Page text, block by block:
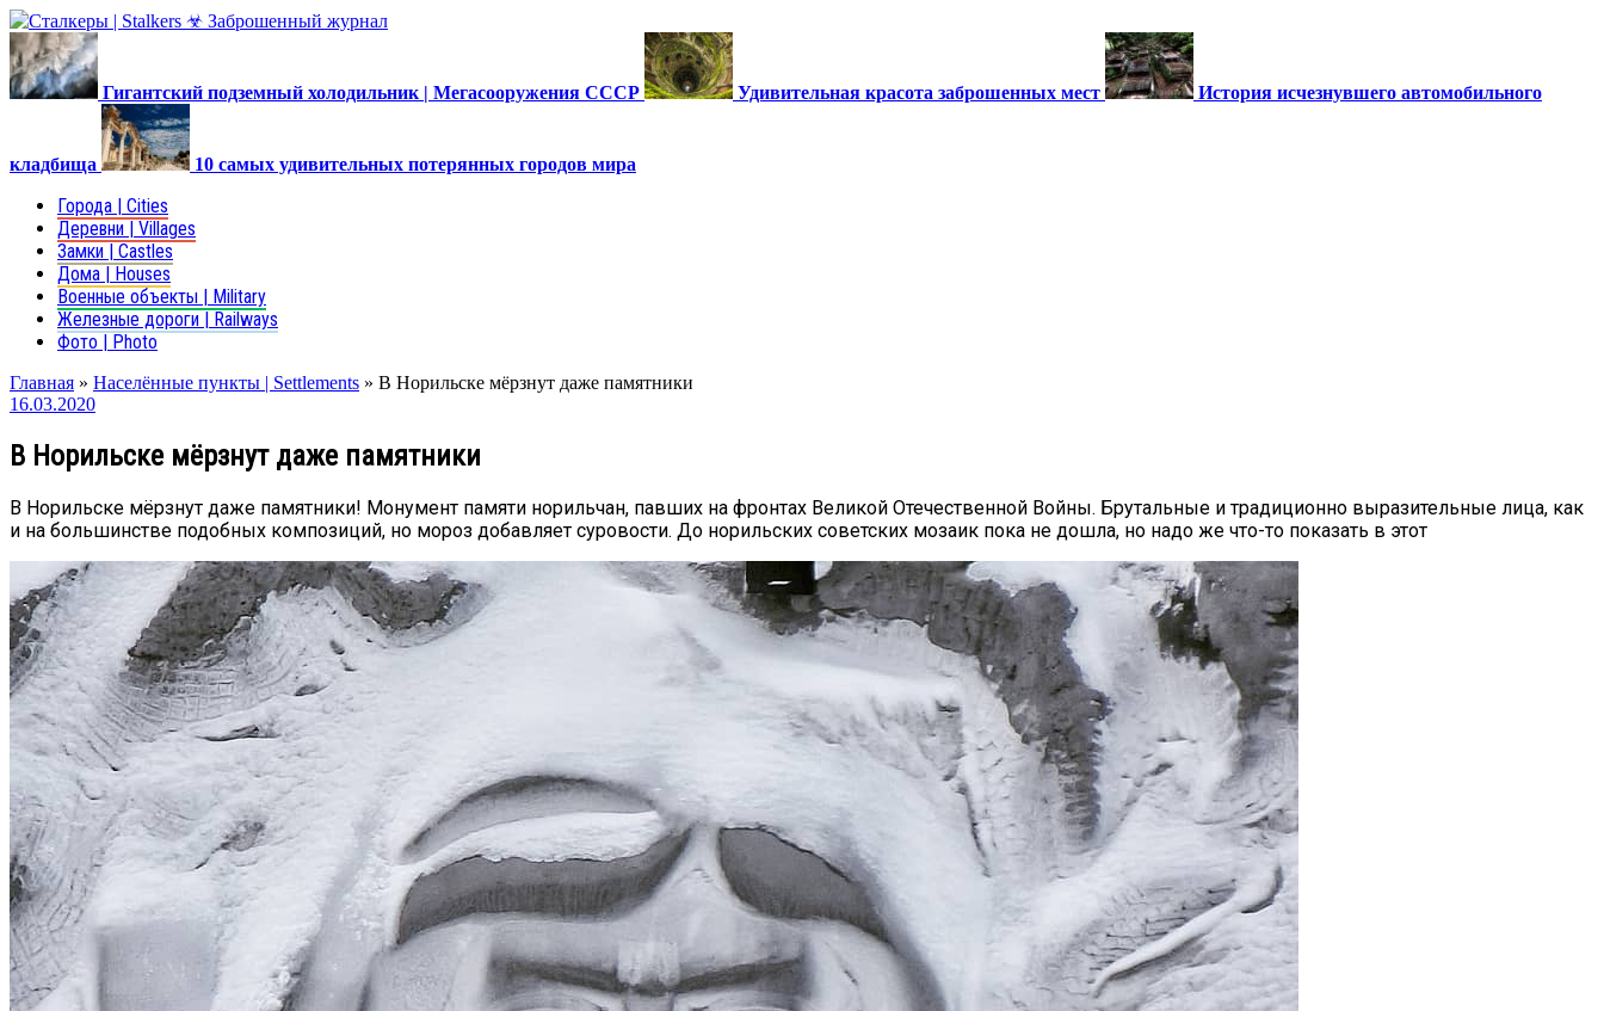
Гигантский подземный холодильник | Мегасооружения СССР Удивительная красота заброшенных мест История исчезнувшего автомобильного
кладбища 10 самых удивительных потерянных городов мира
Города | Cities
Деревни | Villages
Замки | Castles
Дома | Houses
Военные объекты | Military
Железные дороги | Railways
Фото | Photo
Главная » Населённые пункты | Settlements » В Норильске мёрзнут даже памятники
16.03.2020
В Норильске мёрзнут даже памятники
В Норильске мёрзнут даже памятники! Монумент памяти норильчан, павших на фронтах Великой Отечественной Войны. Брутальные и традиционно выразительные лица, как
и на большинстве подобных композиций, но мороз добавляет суровости. До норильских советских мозаик пока не дошла, но надо же что-то показать в этот